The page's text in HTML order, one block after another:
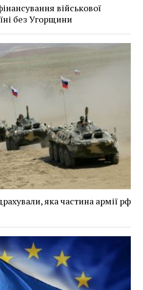
військової
без Угорщини
яка частина армії рф